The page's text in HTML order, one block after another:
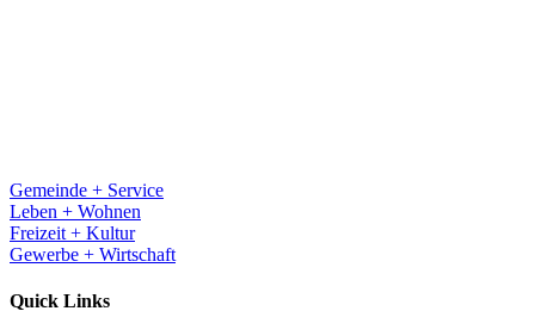
Gemeinde + Service
Leben + Wohnen
Freizeit + Kultur
Gewerbe + Wirtschaft
Quick Links